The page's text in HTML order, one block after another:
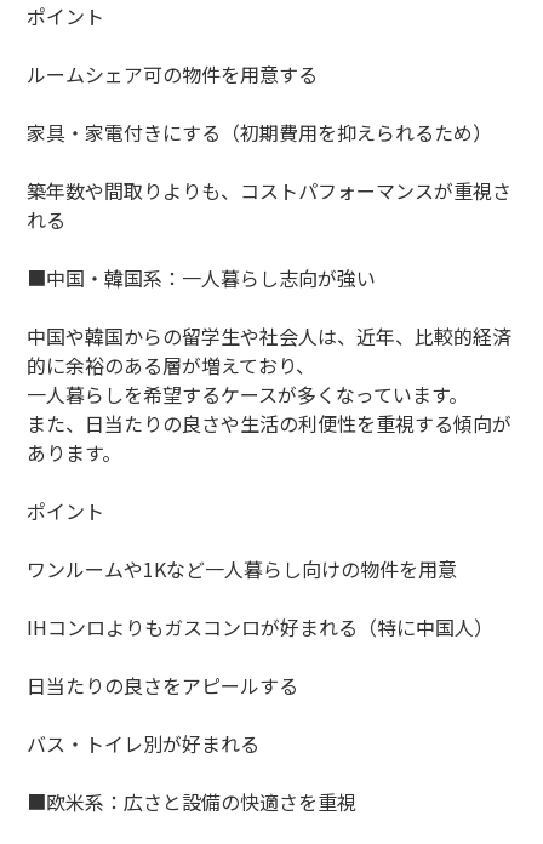
ポイント
ルームシェア可の物件を用意する
家具・家電付きにする（初期費用を抑えられるため）
築年数や間取りよりも、コストパフォーマンスが重視さ
れる
■中国・韓国系：一人暮らし志向が強い
中国や韓国からの留学生や社会人は、近年、比較的経済
的に余裕のある層が増えており、
一人暮らしを希望するケースが多くなっています。
また、日当たりの良さや生活の利便性を重視する傾向が
あります。
ポイント
ワンルームや1Kなど一人暮らし向けの物件を用意
IHコンロよりもガスコンロが好まれる（特に中国人）
日当たりの良さをアピールする
バス・トイレ別が好まれる
■欧米系：広さと設備の快適さを重視